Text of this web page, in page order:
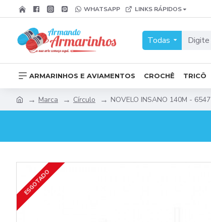
WHATSAPP LINKS RÁPIDOS
Todas
ARMARINHOS E AVIAMENTOS CROCHÊ TRICÔ
Marca Círculo NOVELO INSANO 140M - 6547
ESGOTADO